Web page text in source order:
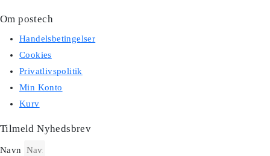
Om postech
Handelsbetingelser
Cookies
Privatlivspolitik
Min Konto
Kurv
Tilmeld Nyhedsbrev
Navn